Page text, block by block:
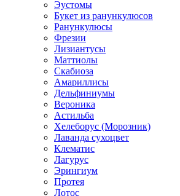
Эустомы
Букет из ранункулюсов
Ранункулюсы
Фрезии
Лизиантусы
Маттиолы
Скабиоза
Амариллисы
Дельфиниумы
Вероника
Астильба
Хелеборус (Морозник)
Лаванда сухоцвет
Клематис
Лагурус
Эрингиум
Протея
Лотос